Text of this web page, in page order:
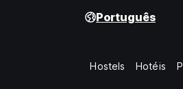
Português
Hostels Hotéis